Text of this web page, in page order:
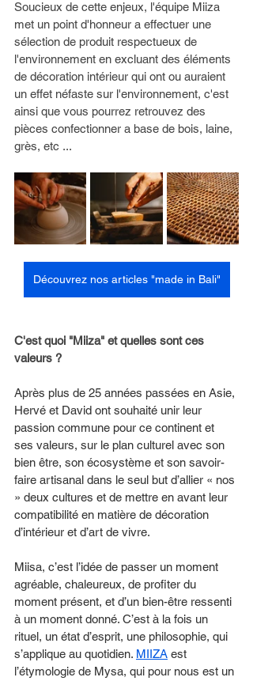
Soucieux de cette enjeux, l'équipe Miiza
met un point d'honneur a effectuer une
sélection de produit respectueux de
l'environnement en excluant des éléments
de décoration intérieur qui ont ou auraient
un effet néfaste sur l'environnement, c'est
ainsi que vous pourrez retrouvez des
pièces confectionner a base de bois, laine,
grès, etc ...
Découvrez nos articles "made in Bali"
C'est quoi "Miiza" et quelles sont ces
valeurs ?
Après plus de 25 années passées en Asie,
Hervé et David ont souhaité unir leur
passion commune pour ce continent et
ses valeurs, sur le plan culturel avec son
bien être, son écosystème et son savoir-
faire artisanal dans le seul but d’allier « nos
» deux cultures et de mettre en avant leur
compatibilité en matière de décoration
d’intérieur et d’art de vivre.
Miisa, c’est l’idée de passer un moment
agréable, chaleureux, de profiter du
moment présent, et d’un bien-être ressenti
à un moment donné. C’est à la fois un
rituel, un état d’esprit, une philosophie, qui
s’applique au quotidien. MIIZA est
l’étymologie de Mysa, qui pour nous est un